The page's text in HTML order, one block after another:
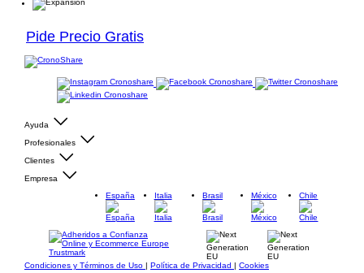
Pide Precio Gratis
Ayuda
Profesionales
Clientes
Empresa
España
Italia Brasil México Chile
Condiciones y Términos de Uso | Política de Privacidad | Cookies